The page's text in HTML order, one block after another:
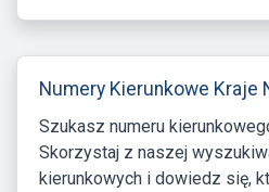
Numery Kierunkowe Kraje
Szukasz numeru
Skorzystaj z naszej
kierunkowych i dowiedz się,